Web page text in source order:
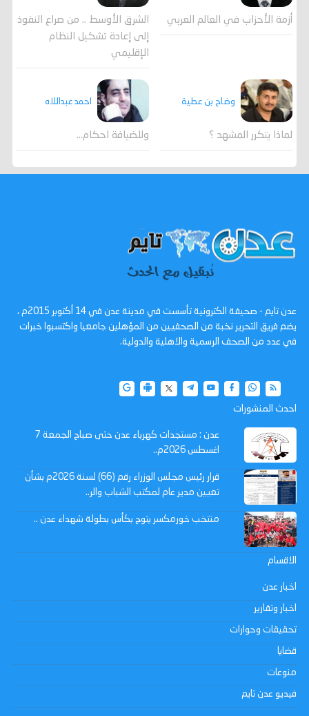
أزمة الأحزاب في العالم العربي
الشرق الأوسط .. من صراع النفوذ
إلى إعادة تشكيل النظام
الإقليمي
وضاح بن عطية
لماذا يتكرر المشهد ؟
احمد عبداللاه
وللضيافة احكام…
عدن تايم - صحيفة الكترونية تأسست في مدينة عدن في 14 أكتوبر 2015م ،
يضم فريق التحرير نخبة من الصحفيين من المؤهلين جامعيا واكتسبوا خبرات
في عدد من الصحف الرسمية والاهلية والدولية.
احدث المنشورات
عدن : مستجدات كهرباء عدن حتى صباح الجمعة 7
اغسطس 2026م..
قرار رئيس مجلس الوزراء رقم (66) لسنة 2026م بشأن
تعيين مدير عام لمكتب الشباب والر..
منتخب خورمكسر يتوج بكأس بطولة شهداء عدن ..
الاقسام
اخبار عدن
اخبار وتقارير
تحقيقات وحوارات
قضايا
منوعات
فيديو عدن تايم